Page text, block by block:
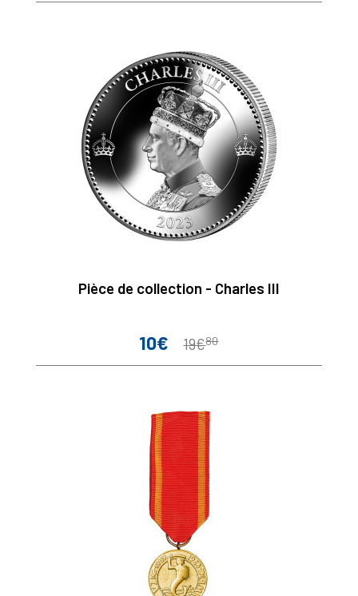
Pièce de collection - Charles III
Prix
10€
Prix
19€80